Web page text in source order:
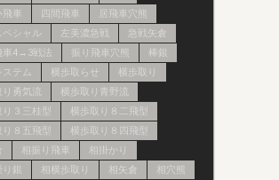
飛車
四間飛車
居飛車穴熊
ペシャル
左美濃急戦
急戦矢倉
車4→3戦法
振り飛車穴熊
棒銀
ステム
横歩取らせ
横歩取り
り勇気流
横歩取り青野流
り３三桂型
横歩取り８二飛型
り８五飛型
横歩取り８四飛型
相振り飛車
相掛かり
り銀
相横歩取り 相矢倉 相穴熊